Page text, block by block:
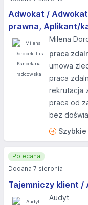
Adwokat /
prawna, Aplikant/
Milena
praca
umowa
praca
rekrutacja
praca od
bez
Tajemniczy klient /
Audyt
Polecana
Dodana 7 sierpnia